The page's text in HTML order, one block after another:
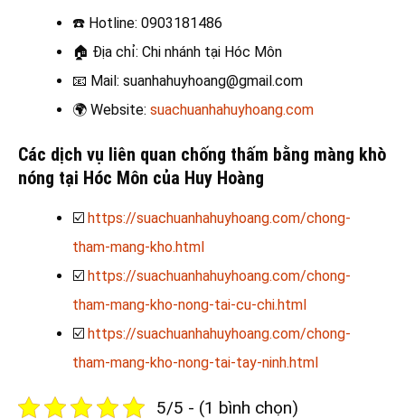
☎️ Hotline: 0903181486
🏠 Địa chỉ: Chi nhánh tại Hóc Môn
📧 Mail: suanhahuyhoang@gmail.com
🌍 Website: suachuanhahuyhoang.com
Các dịch vụ liên quan chống thấm bằng màng khò
nóng tại Hóc Môn của Huy Hoàng
☑️ https://suachuanhahuyhoang.com/chong-
tham-mang-kho.html
☑️ https://suachuanhahuyhoang.com/chong-
tham-mang-kho-nong-tai-cu-chi.html
☑️ https://suachuanhahuyhoang.com/chong-
tham-mang-kho-nong-tai-tay-ninh.html
5/5 - (1 bình chọn)